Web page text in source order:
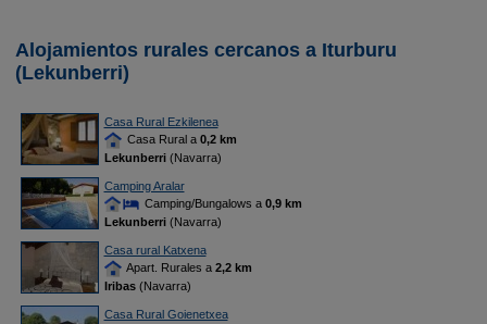
Alojamientos rurales cercanos a Iturburu
(Lekunberri)
Casa Rural Ezkilenea
Casa Rural a 0,2 km
Lekunberri(Navarra)
Camping Aralar
Camping/Bungalows a 0,9 km
Lekunberri(Navarra)
Casa rural Katxena
Apart. Rurales a 2,2 km
Iribas(Navarra)
Casa Rural Goienetxea